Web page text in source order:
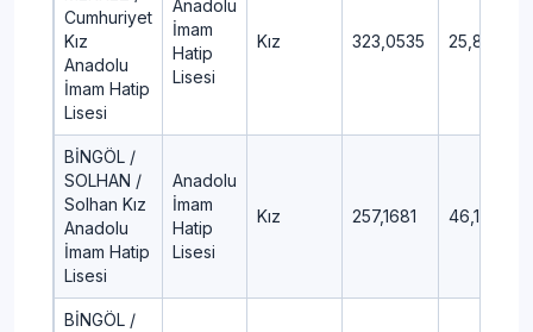
Cumhuriyet
Kız
Anadolu
İmam Hatip
Lisesi
Anadolu
İmam
Hatip
Lisesi
Kız 323,0535 25,8
BİNGÖL /
SOLHAN /
Solhan Kız
Anadolu
İmam Hatip
Lisesi
Anadolu
İmam
Hatip
Lisesi
Kız 257,1681 46,1
BİNGÖL /